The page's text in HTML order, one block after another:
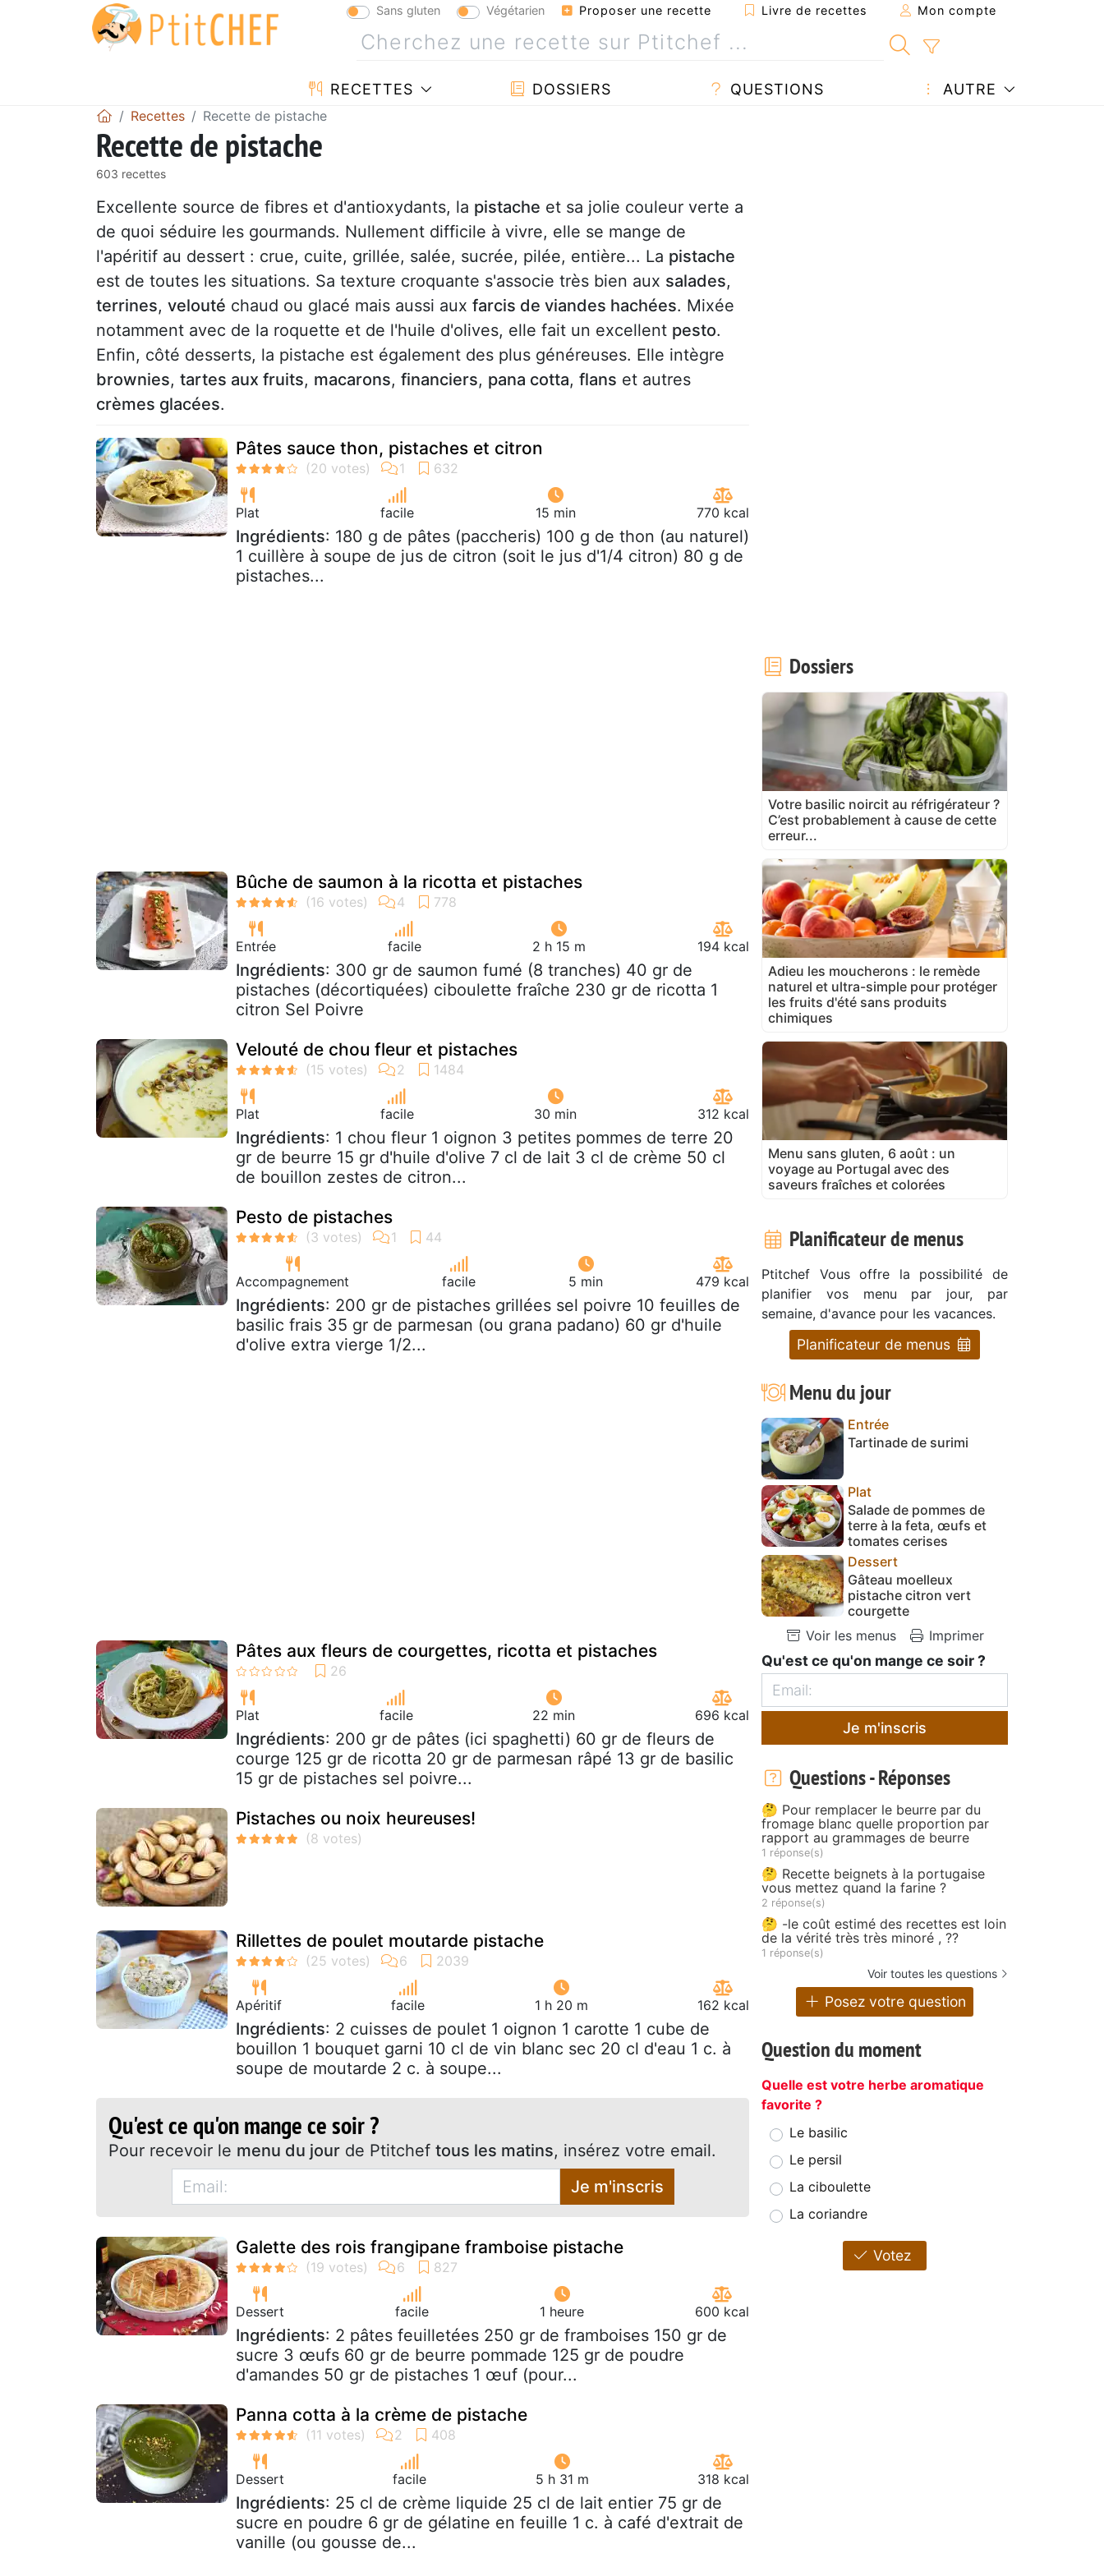
Sans gluten Végétarien Proposer une recette Livre de recettes Mon compte
RECETTES DOSSIERS QUESTIONS AUTRE
Recettes Recette de pistache
Recette de pistache
603 recettes
Excellente source de fibres et d'antioxydants, la pistache et sa jolie couleur verte a
de quoi séduire les gourmands. Nullement difficile à vivre, elle se mange de
l'apéritif au dessert : crue, cuite, grillée, salée, sucrée, pilée, entière... La pistache
est de toutes les situations. Sa texture croquante s'associe très bien aux salades,
terrines, velouté chaud ou glacé mais aussi aux farcis de viandes hachées. Mixée
notamment avec de la roquette et de l'huile d'olives, elle fait un excellent pesto.
Enfin, côté desserts, la pistache est également des plus généreuses. Elle intègre
brownies, tartes aux fruits, macarons, financiers, pana cotta, flans et autres
crèmes glacées.
Pâtes sauce thon, pistaches et citron
Plat facile 15 min 770 kcal
Ingrédients: 180 g de pâtes (paccheris) 100 g de thon (au naturel)
1 cuillère à soupe de jus de citron (soit le jus d'1/4 citron) 80 g de
pistaches...
Bûche de saumon à la ricotta et pistaches
Entrée facile 2 h 15 m 194 kcal
Ingrédients: 300 gr de saumon fumé (8 tranches) 40 gr de
pistaches (décortiquées) ciboulette fraîche 230 gr de ricotta 1
citron Sel Poivre
Velouté de chou fleur et pistaches
Plat facile 30 min 312 kcal
Ingrédients: 1 chou fleur 1 oignon 3 petites pommes de terre 20
gr de beurre 15 gr d'huile d'olive 7 cl de lait 3 cl de crème 50 cl
de bouillon zestes de citron...
Pesto de pistaches
Accompagnement facile 5 min 479 kcal
Ingrédients: 200 gr de pistaches grillées sel poivre 10 feuilles de
basilic frais 35 gr de parmesan (ou grana padano) 60 gr d'huile
d'olive extra vierge 1/2...
Pâtes aux fleurs de courgettes, ricotta et pistaches
Plat facile 22 min 696 kcal
Ingrédients: 200 gr de pâtes (ici spaghetti) 60 gr de fleurs de
courge 125 gr de ricotta 20 gr de parmesan râpé 13 gr de basilic
15 gr de pistaches sel poivre...
Pistaches ou noix heureuses!
Rillettes de poulet moutarde pistache
Apéritif facile 1 h 20 m 162 kcal
Ingrédients: 2 cuisses de poulet 1 oignon 1 carotte 1 cube de
bouillon 1 bouquet garni 10 cl de vin blanc sec 20 cl d'eau 1 c. à
soupe de moutarde 2 c. à soupe...
Qu'est ce qu'on mange ce soir ?
Pour recevoir le menu du jour de Ptitchef tous les matins, insérez votre email.
Je m'inscris
Galette des rois frangipane framboise pistache
Dessert facile 1 heure 600 kcal
Ingrédients: 2 pâtes feuilletées 250 gr de framboises 150 gr de
sucre 3 œufs 60 gr de beurre pommade 125 gr de poudre
d'amandes 50 gr de pistaches 1 œuf (pour...
Panna cotta à la crème de pistache
Dessert facile 5 h 31 m 318 kcal
Ingrédients: 25 cl de crème liquide 25 cl de lait entier 75 gr de
sucre en poudre 6 gr de gélatine en feuille 1 c. à café d'extrait de
vanille (ou gousse de...
Dossiers
Votre basilic noircit au réfrigérateur ?
C’est probablement à cause de cette
erreur...
Adieu les moucherons : le remède
naturel et ultra-simple pour protéger
les fruits d'été sans produits
chimiques
Menu sans gluten, 6 août : un
voyage au Portugal avec des
saveurs fraîches et colorées
Planificateur de menus
Ptitchef Vous offre la possibilité de
planifier vos menu par jour, par
semaine, d'avance pour les vacances.
Planificateur de menus
Menu du jour
Entrée
Tartinade de surimi
Plat
Salade de pommes de
terre à la feta, œufs et
tomates cerises
Dessert
Gâteau moelleux
pistache citron vert
courgette
Voir les menus
Imprimer
Qu'est ce qu'on mange ce soir ?
Je m'inscris
Questions - Réponses
🤔 Pour remplacer le beurre par du
fromage blanc quelle proportion par
rapport au grammages de beurre
1 réponse(s)
🤔 Recette beignets à la portugaise
vous mettez quand la farine ?
2 réponse(s)
🤔 -le coût estimé des recettes est loin
de la vérité très très minoré , ??
1 réponse(s)
Voir toutes les questions
Posez votre question
Question du moment
Quelle est votre herbe aromatique
favorite ?
Le basilic
Le persil
La ciboulette
La coriandre
Votez